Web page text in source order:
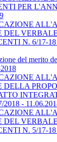
PER
DEL
N. 6/17-
del merito
DELLA
2018 -
DEL
N. 5/17-